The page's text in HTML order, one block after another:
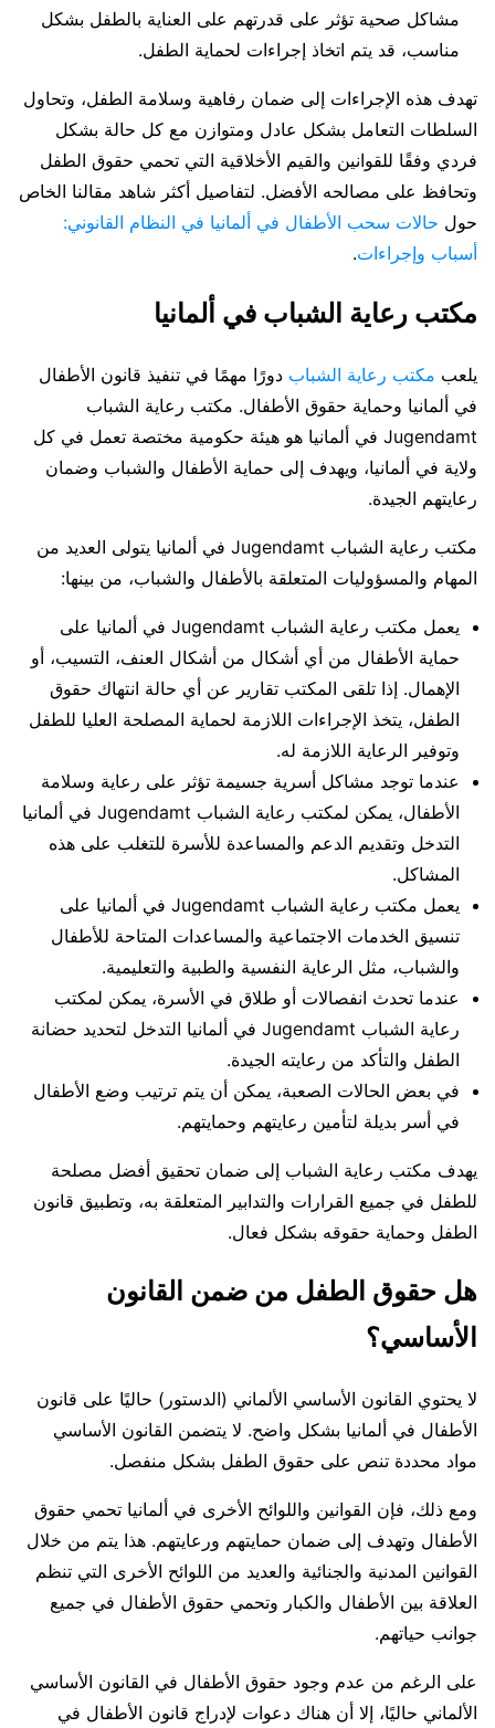
مشاكل صحية تؤثر على قدرتهم على العناية بالطفل بشكل
مناسب، قد يتم اتخاذ إجراءات لحماية الطفل.
تهدف هذه الإجراءات إلى ضمان رفاهية وسلامة الطفل، وتحاول
السلطات التعامل بشكل عادل ومتوازن مع كل حالة بشكل
فردي وفقًا للقوانين والقيم الأخلاقية التي تحمي حقوق الطفل
وتحافظ على مصالحه الأفضل. لتفاصيل أكثر شاهد مقالنا الخاص
حول حالات سحب الأطفال في ألمانيا في النظام القانوني:
أسباب وإجراءات.
مكتب رعاية الشباب في ألمانيا
يلعب مكتب رعاية الشباب دورًا مهمًا في تنفيذ قانون الأطفال
في ألمانيا وحماية حقوق الأطفال. مكتب رعاية الشباب
Jugendamt في ألمانيا هو هيئة حكومية مختصة تعمل في كل
ولاية في ألمانيا، ويهدف إلى حماية الأطفال والشباب وضمان
رعايتهم الجيدة.
مكتب رعاية الشباب Jugendamt في ألمانيا يتولى العديد من
المهام والمسؤوليات المتعلقة بالأطفال والشباب، من بينها:
يعمل مكتب رعاية الشباب Jugendamt في ألمانيا على
حماية الأطفال من أي أشكال من أشكال العنف، التسيب، أو
الإهمال. إذا تلقى المكتب تقارير عن أي حالة انتهاك حقوق
الطفل، يتخذ الإجراءات اللازمة لحماية المصلحة العليا للطفل
وتوفير الرعاية اللازمة له.
عندما توجد مشاكل أسرية جسيمة تؤثر على رعاية وسلامة
الأطفال، يمكن لمكتب رعاية الشباب Jugendamt في ألمانيا
التدخل وتقديم الدعم والمساعدة للأسرة للتغلب على هذه
المشاكل.
يعمل مكتب رعاية الشباب Jugendamt في ألمانيا على
تنسيق الخدمات الاجتماعية والمساعدات المتاحة للأطفال
والشباب، مثل الرعاية النفسية والطبية والتعليمية.
عندما تحدث انفصالات أو طلاق في الأسرة، يمكن لمكتب
رعاية الشباب Jugendamt في ألمانيا التدخل لتحديد حضانة
الطفل والتأكد من رعايته الجيدة.
في بعض الحالات الصعبة، يمكن أن يتم ترتيب وضع الأطفال
في أسر بديلة لتأمين رعايتهم وحمايتهم.
يهدف مكتب رعاية الشباب إلى ضمان تحقيق أفضل مصلحة
للطفل في جميع القرارات والتدابير المتعلقة به، وتطبيق قانون
الطفل وحماية حقوقه بشكل فعال.
هل حقوق الطفل من ضمن القانون
الأساسي؟
لا يحتوي القانون الأساسي الألماني (الدستور) حاليًا على قانون
الأطفال في ألمانيا بشكل واضح. لا يتضمن القانون الأساسي
مواد محددة تنص على حقوق الطفل بشكل منفصل.
ومع ذلك، فإن القوانين واللوائح الأخرى في ألمانيا تحمي حقوق
الأطفال وتهدف إلى ضمان حمايتهم ورعايتهم. هذا يتم من خلال
القوانين المدنية والجنائية والعديد من اللوائح الأخرى التي تنظم
العلاقة بين الأطفال والكبار وتحمي حقوق الأطفال في جميع
جوانب حياتهم.
على الرغم من عدم وجود حقوق الأطفال في القانون الأساسي
الألماني حاليًا، إلا أن هناك دعوات لإدراج قانون الأطفال في